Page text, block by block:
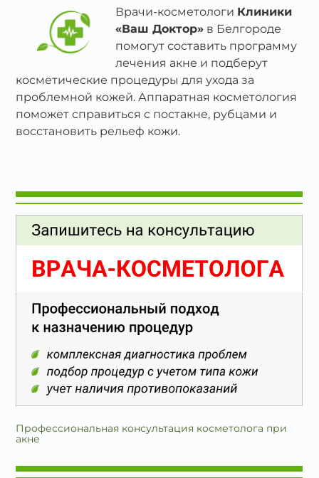
Профессиональная консультация косметолога при
акне
Врачи-косметологи Клиники
«Ваш Доктор» в Белгороде
помогут составить программу
лечения акне и подберут
косметические процедуры для ухода за
проблемной кожей. Аппаратная косметология
поможет справиться с постакне, рубцами и
восстановить рельеф кожи.